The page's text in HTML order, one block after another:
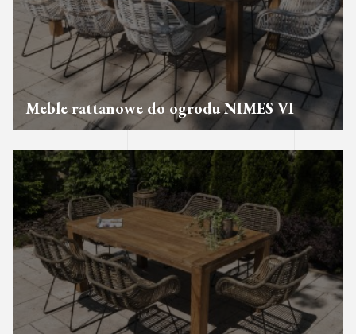
Meble rattanowe do ogrodu NIMES VI